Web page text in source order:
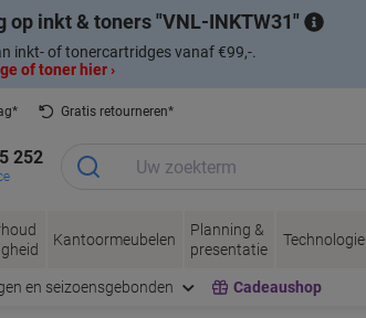
op inkt & toners VNL-INKTW31
inkt- of tonercartridges vanaf €99,-.
of toner hier ›
Gratis retourneren*
252
Kantoormeubelen
Planning &
presentatie
Technologie
en seizoensgebonden Cadeaushop